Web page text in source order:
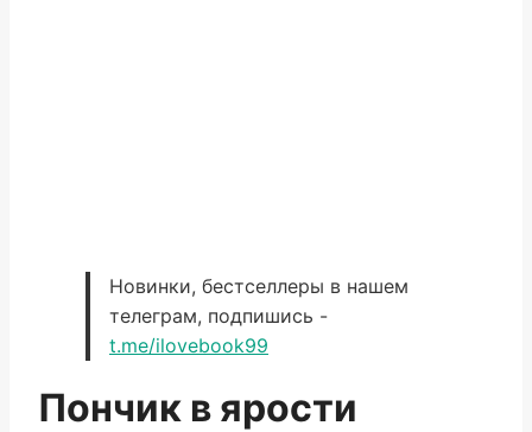
Новинки, бестселлеры в нашем
телеграм, подпишись -
t.me/ilovebook99
Пончик в ярости